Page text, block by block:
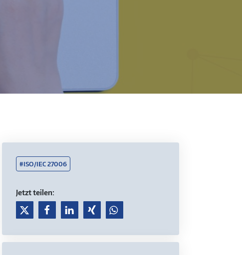
#ISO/IEC 27006
Jetzt teilen: